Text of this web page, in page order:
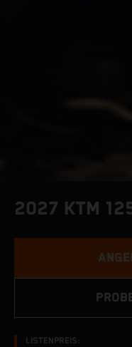
2027 KTM
LISTENPREIS: